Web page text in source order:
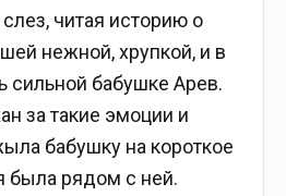
читая историю о
нежной, хрупкой, и в
сильной бабушке Арев.
за такие эмоции и
бабушку на короткое
была рядом с ней.